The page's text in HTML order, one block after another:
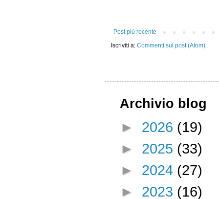
Post più recente
Iscriviti a: Commenti sul post (Atom)
Archivio blog
► 2026 (19)
► 2025 (33)
► 2024 (27)
► 2023 (16)